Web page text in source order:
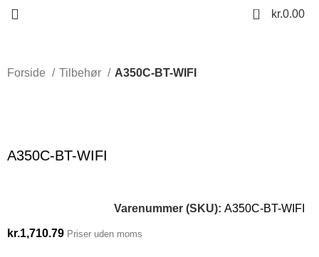
0 kr.0.00
Forside Tilbehør A350C-BT-WIFI
A350C-BT-WIFI
Varenummer (SKU): A350C-BT-WIFI
kr.1,710.79 Priser uden moms